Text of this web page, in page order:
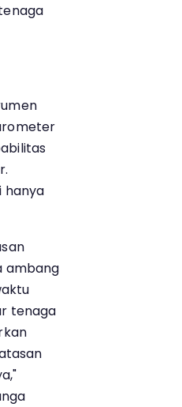
hanya
ambang
tenaga